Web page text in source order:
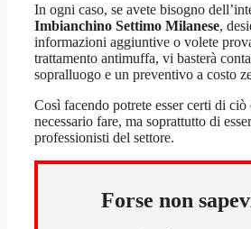
In ogni caso, se avete bisogno
Imbianchino Settimo Milanese,
informazioni aggiuntive o volete
trattamento antimuffa, vi basterà
sopralluogo e un preventivo a costo
Così facendo potrete esser certi di ciò
necessario fare, ma soprattutto di
professionisti del settore.
Forse non